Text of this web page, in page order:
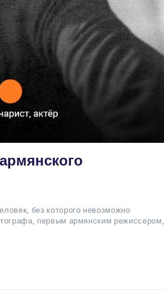
без которого невозможно
первым армянским режиссером,